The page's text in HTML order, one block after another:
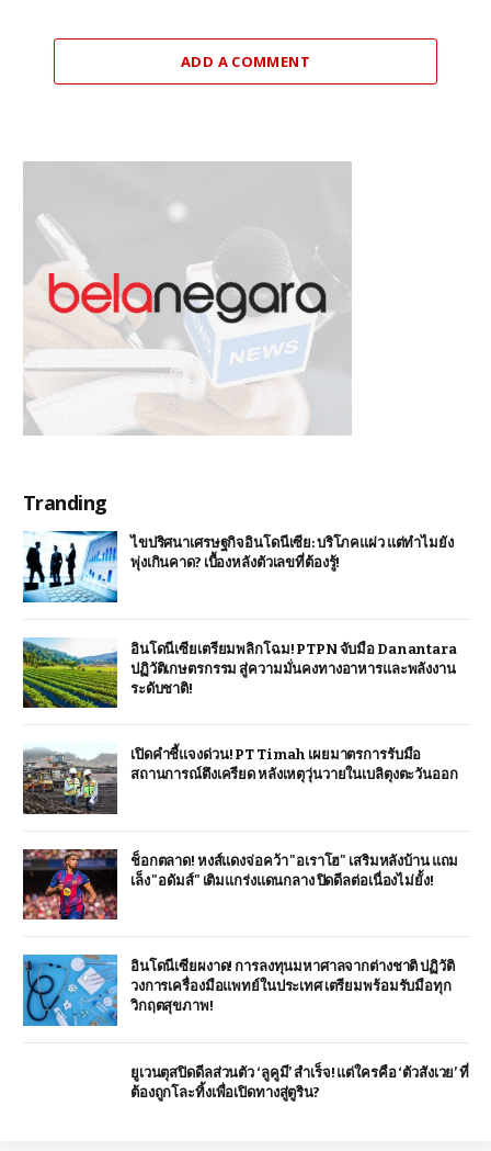
ADD A COMMENT
Tranding
ไขปริศนาเศรษฐกิจอินโดนีเซีย: บริโภคแผ่ว แต่ทำไมยัง
พุ่งเกินคาด? เบื้องหลังตัวเลขที่ต้องรู้!
อินโดนีเซียเตรียมพลิกโฉม! PTPN จับมือ Danantara
ปฏิวัติเกษตรกรรม สู่ความมั่นคงทางอาหารและพลังงาน
ระดับชาติ!
เปิดคำชี้แจงด่วน! PT Timah เผยมาตรการรับมือ
สถานการณ์ตึงเครียด หลังเหตุวุ่นวายในเบลิตุงตะวันออก
ช็อกตลาด! หงส์แดงจ่อคว้า "อเราโฮ" เสริมหลังบ้าน แถม
เล็ง "อดัมส์" เติมแกร่งแดนกลาง ปิดดีลต่อเนื่องไม่ยั้ง!
อินโดนีเซียผงาด! การลงทุนมหาศาลจากต่างชาติ ปฏิวัติ
วงการเครื่องมือแพทย์ในประเทศ เตรียมพร้อมรับมือทุก
วิกฤตสุขภาพ!
ยูเวนตุสปิดดีลส่วนตัว ‘ลูคูมี’ สำเร็จ! แต่ใครคือ ‘ตัวสังเวย’ ที่
ต้องถูกโละทิ้งเพื่อเปิดทางสู่ตูริน?